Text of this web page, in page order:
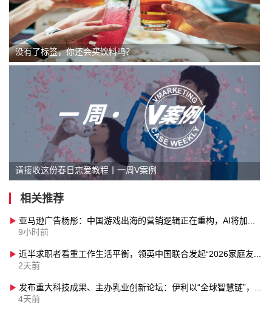
没有了标签，你还会买饮料吗？
请接收这份春日恋爱教程丨一周V案例
相关推荐
亚马逊广告杨彤：中国游戏出海的营销逻辑正在重构，AI将加速全流域营销升级
9小时前
近半求职者看重工作生活平衡，领英中国联合发起“2026家庭友好企业评选”
2天前
发布重大科技成果、主办乳业创新论坛：伊利以“全球智慧链”，助力“世界乳都”成为创新之巅
4天前